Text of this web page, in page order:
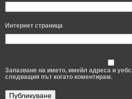
Интернет страница
Запазване на името, имейл адреса и
следващия път когато коментирам.